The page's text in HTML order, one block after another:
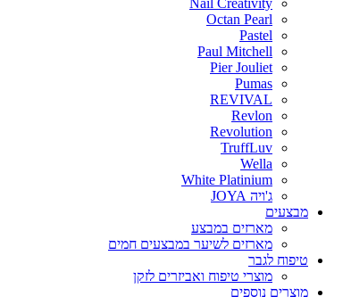
Nail Creativity
Octan Pearl
Pastel
Paul Mitchell
Pier Jouliet
Pumas
REVIVAL
Revlon
Revolution
TruffLuv
Wella
White Platinium
ג'ויה JOYA
מבצעים
מארזים במבצע
מארזים לשיער במבצעים חמים
טיפוח לגבר
מוצרי טיפוח ואביזרים לזקן
מוצרים נוספים